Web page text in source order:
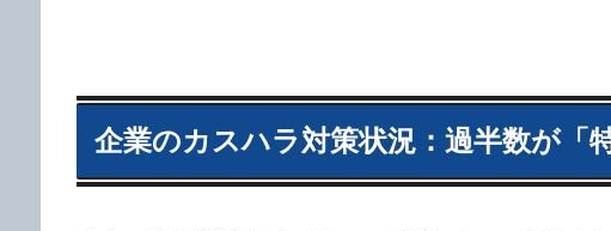
企業のカスハラ対策状況：過半数が「